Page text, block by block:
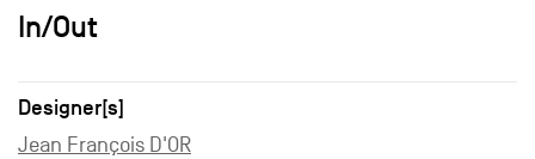
In/Out
Designer[s]
Jean François D'OR